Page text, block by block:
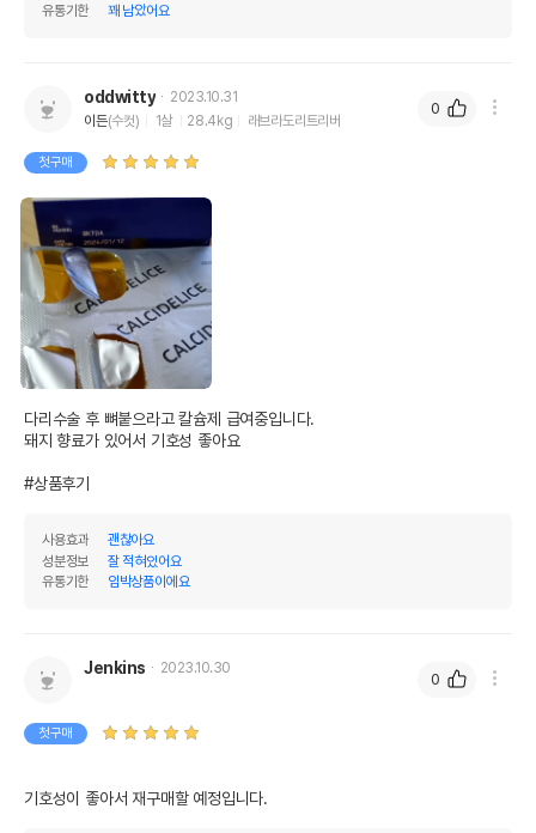
유통기한
꽤 남았어요
oddwitty
2023.10.31
이든(수컷) 1살 28.4kg 래브라도리트리버
첫구매
다리수술 후 뼈붙으라고 칼슘제 급여중입니다.
돼지 향료가 있어서 기호성 좋아요
#상품후기
사용효과
괜찮아요
성분정보
잘 적혀있어요
유통기한
임박상품이에요
0
Jenkins 2023.10.30
첫구매
기호성이 좋아서 재구매할 예정입니다.
0